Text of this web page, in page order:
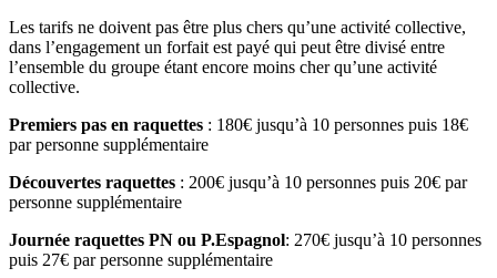
Les tarifs ne doivent pas être plus chers qu’une activité collective,
dans l’engagement un forfait est payé qui peut être divisé entre
l’ensemble du groupe étant encore moins cher qu’une activité
collective.
Premiers pas en raquettes : 180€ jusqu’à 10 personnes puis 18€
par personne supplémentaire
Découvertes raquettes : 200€ jusqu’à 10 personnes puis 20€ par
personne supplémentaire
Journée raquettes PN ou P.Espagnol: 270€ jusqu’à 10 personnes
puis 27€ par personne supplémentaire